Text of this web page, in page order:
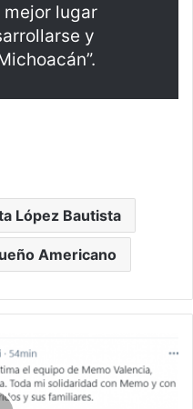
mejor lugar
y
López Bautista
Americano